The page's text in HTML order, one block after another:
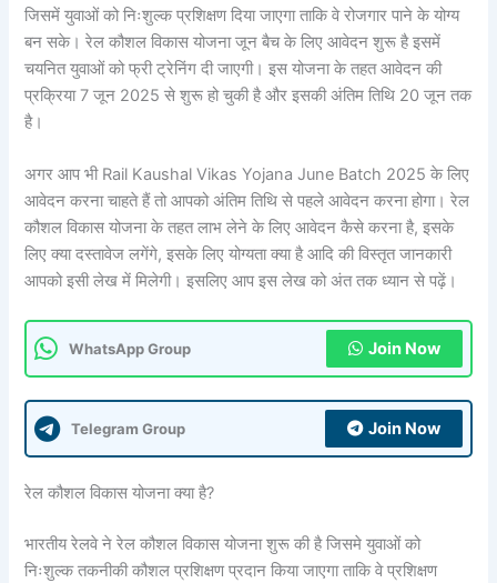
जिसमें युवाओं को निःशुल्क प्रशिक्षण दिया जाएगा ताकि वे रोजगार पाने के योग्य
बन सके। रेल कौशल विकास योजना जून बैच के लिए आवेदन शुरू है इसमें
चयनित युवाओं को फ्री ट्रेनिंग दी जाएगी। इस योजना के तहत आवेदन की
प्रक्रिया 7 जून 2025 से शुरू हो चुकी है और इसकी अंतिम तिथि 20 जून तक
है।
अगर आप भी Rail Kaushal Vikas Yojana June Batch 2025 के लिए
आवेदन करना चाहते हैं तो आपको अंतिम तिथि से पहले आवेदन करना होगा। रेल
कौशल विकास योजना के तहत लाभ लेने के लिए आवेदन कैसे करना है, इसके
लिए क्या दस्तावेज लगेंगे, इसके लिए योग्यता क्या है आदि की विस्तृत जानकारी
आपको इसी लेख में मिलेगी। इसलिए आप इस लेख को अंत तक ध्यान से पढ़ें।
WhatsApp Group Join Now
Telegram Group Join Now
रेल कौशल विकास योजना क्या है?
भारतीय रेलवे ने रेल कौशल विकास योजना शुरू की है जिसमे युवाओं को
निःशुल्क तकनीकी कौशल प्रशिक्षण प्रदान किया जाएगा ताकि वे प्रशिक्षण